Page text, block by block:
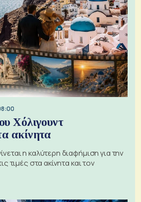
Χόλιγουντ
ακίνητα
η καλύτερη διαφήμιση για την
τιμές στα ακίνητα και τον